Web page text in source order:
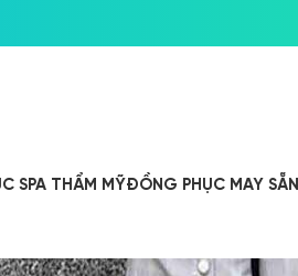
SPA THẨM MỸĐỒNG PHỤC MAY SẴN